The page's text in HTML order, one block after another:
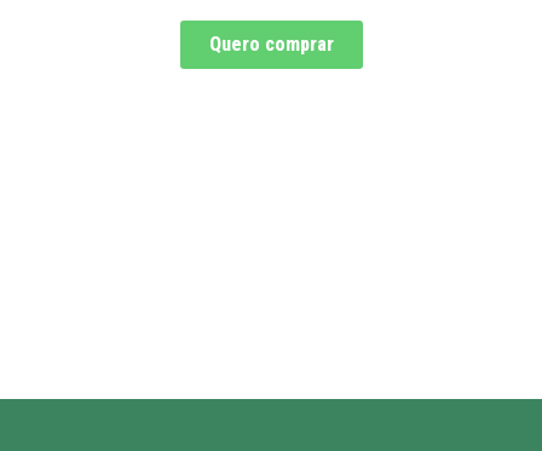
Quero comprar